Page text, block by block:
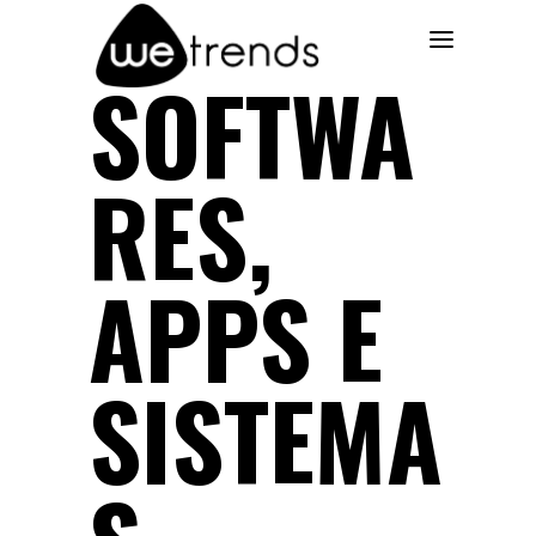
SOFTWA
RES,
APPS E
SISTEMA